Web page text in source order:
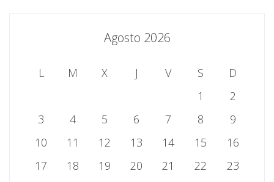
Agosto 2026
L M X J V S
D
1
2
3
4 5 6 7 8
9
10
11 12 13 14 15
16
17
18 19 20 21 22
23